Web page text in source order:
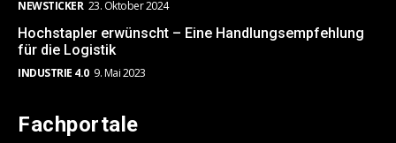
NEWSTICKER 23. Oktober 2024
Hochstapler erwünscht – Eine Handlungsempfehlung
für die Logistik
INDUSTRIE 4.0 9. Mai 2023
Fachportale